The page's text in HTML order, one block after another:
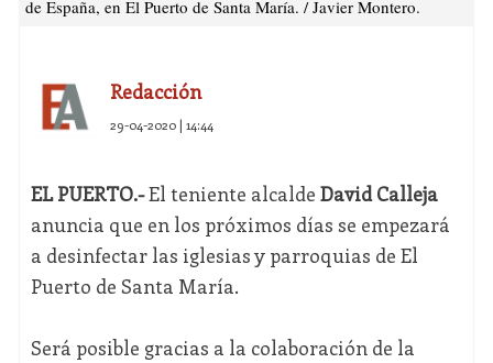
de España, en El Puerto de Santa María. / Javier Montero.
Redacción
29-04-2020 | 14:44
EL PUERTO.-El teniente alcalde David Calleja
anuncia que en los próximos días se empezará
a desinfectar las iglesias y parroquias de El
Puerto de Santa María.
Será posible gracias a la colaboración de la